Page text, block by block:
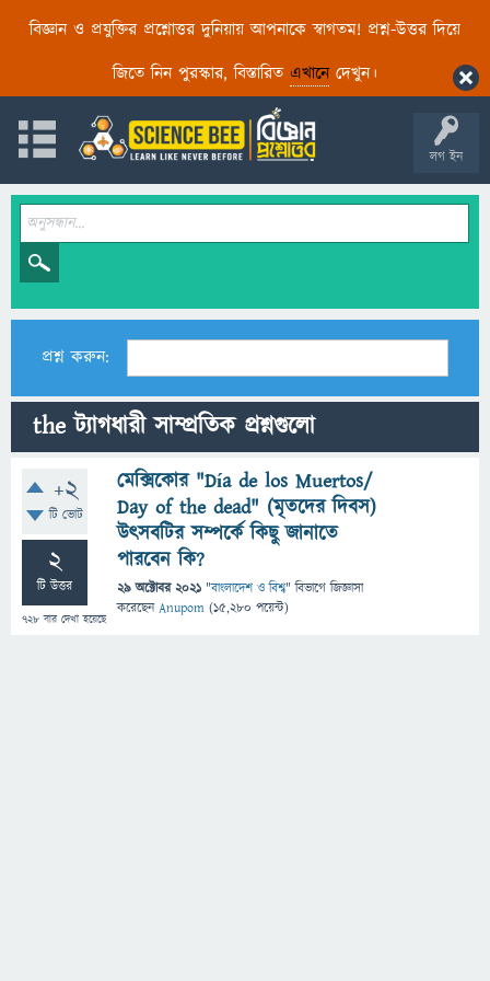
বিজ্ঞান ও প্রযুক্তির প্রশ্নোত্তর দুনিয়ায় আপনাকে স্বাগতম! প্রশ্ন-উত্তর দিয়ে
জিতে নিন পুরস্কার, বিস্তারিত এখানেদেখুন।
লগ ইন
প্রশ্ন করুন:
the ট্যাগধারী সাম্প্রতিক প্রশ্নগুলো
+2
টি ভোট
2
টি উত্তর
728 বার দেখা হয়েছে
মেক্সিকোর "Día de los Muertos/
Day of the dead" (মৃতদের দিবস)
উৎসবটির সম্পর্কে কিছু জানাতে
পারবেন কি?
29 অক্টোবর 2021 "বাংলাদেশ ও বিশ্ব" বিভাগে জিজ্ঞাসা
করেছেনAnupom (15,280 পয়েন্ট)